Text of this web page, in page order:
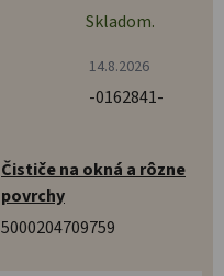
Skladom.
14.8.2026
-0162841-
Čističe na okná a rôzne
povrchy
5000204709759